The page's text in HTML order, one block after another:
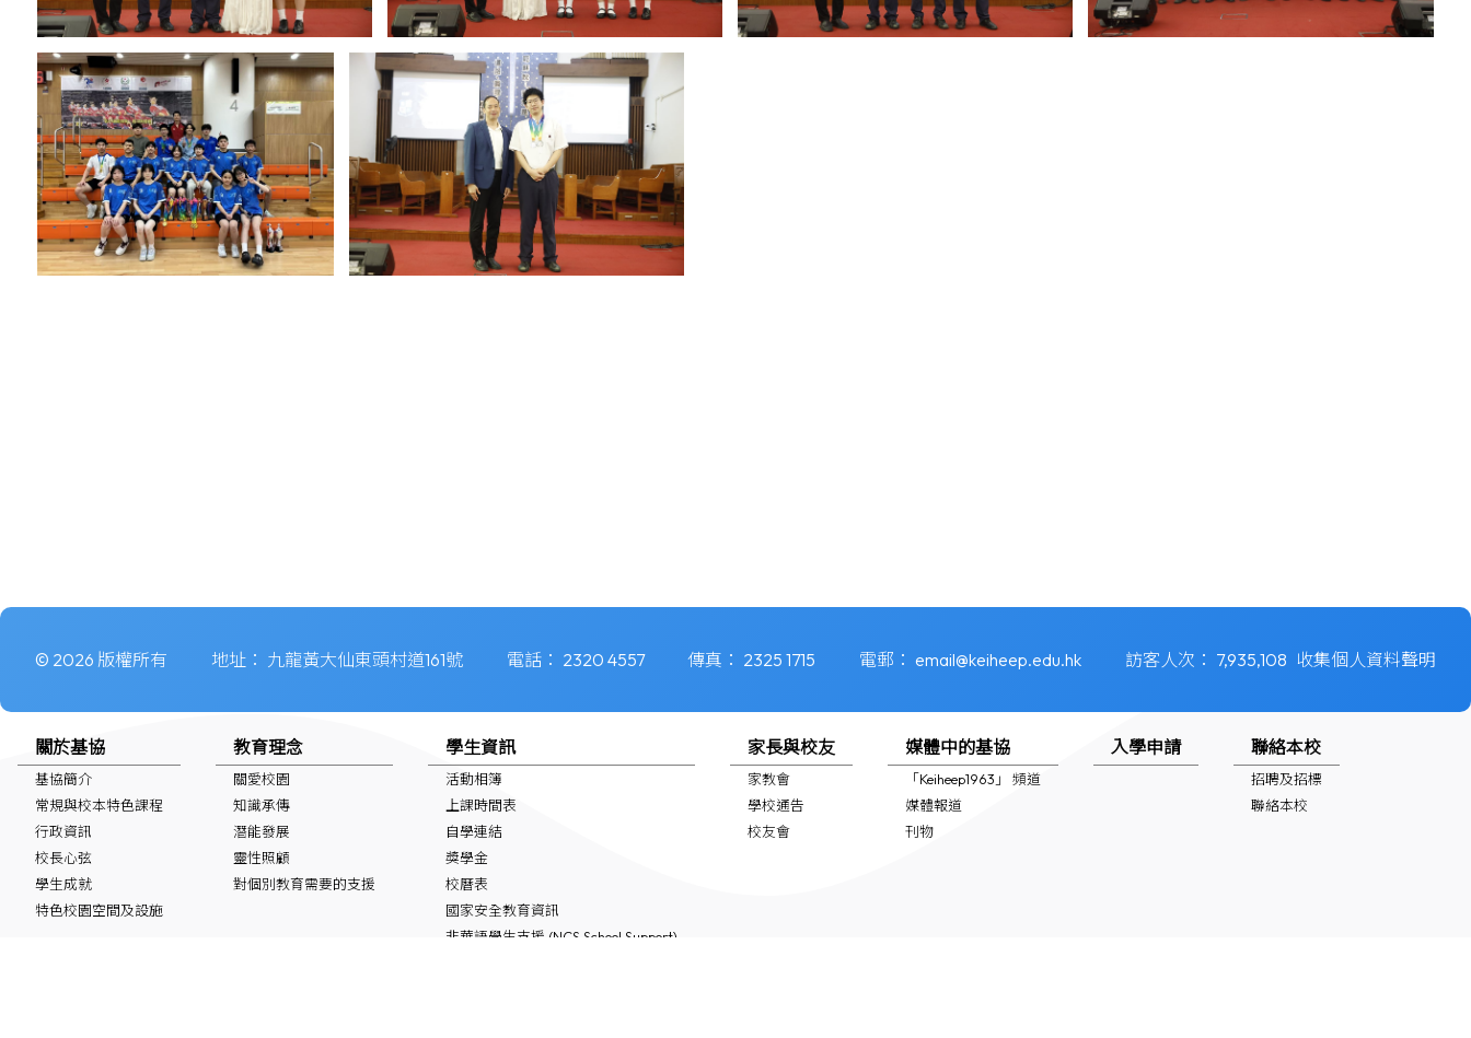
© 2026 版權所有 地址： 九龍黃大仙東頭村道161號 電話： 2320 4557 傳真： 2325 1715 電郵： email@keiheep.edu.hk 訪客人次： 7,935,108 收集個人資料聲明
關於基協
基協簡介
常規與校本特色課程
行政資訊
校長心弦
學生成就
特色校園空間及設施
教育理念
關愛校園
知識承傳
潛能發展
靈性照顧
對個別教育需要的支援
學生資訊
活動相簿
上課時間表
自學連結
獎學金
校曆表
國家安全教育資訊
非華語學生支援 (NCS School Support)
家長與校友
家教會
學校通告
校友會
媒體中的基協
「Keiheep1963」 頻道
媒體報道
刊物
入學申請 聯絡本校
招聘及招標
聯絡本校